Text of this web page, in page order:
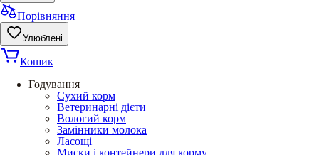
Порівняння
Улюблені
Кошик
Годування
Сухий корм
Ветеринарні дієти
Вологий корм
Замінники молока
Ласощі
Миски і контейнери для корму